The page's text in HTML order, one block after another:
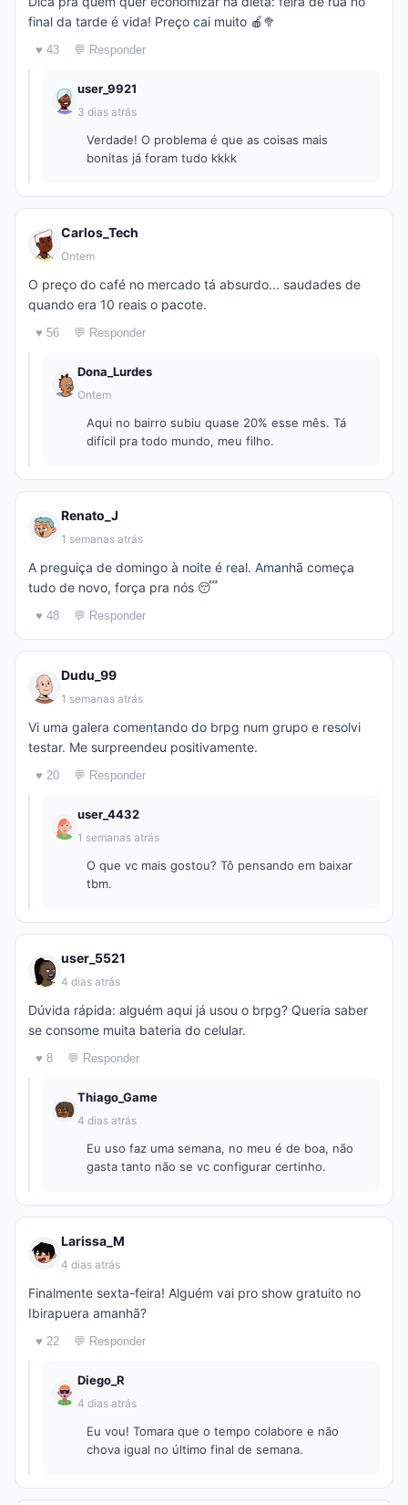
final da tarde é vida! Preço cai muito 🍎🥦
♥ 43 💬 Responder
user_9921
3 dias atrás
Verdade! O problema é que as coisas mais
bonitas já foram tudo kkkk
Carlos_Tech
Ontem
O preço do café no mercado tá absurdo... saudades de
quando era 10 reais o pacote.
♥ 56 💬 Responder
Dona_Lurdes
Ontem
Aqui no bairro subiu quase 20% esse mês. Tá
difícil pra todo mundo, meu filho.
Renato_J
1 semanas atrás
A preguiça de domingo à noite é real. Amanhã começa
tudo de novo, força pra nós 😴
♥ 48 💬 Responder
Dudu_99
1 semanas atrás
Vi uma galera comentando do brpg num grupo e resolvi
testar. Me surpreendeu positivamente.
♥ 20 💬 Responder
user_4432
1 semanas atrás
O que vc mais gostou? Tô pensando em baixar
tbm.
user_5521
4 dias atrás
Dúvida rápida: alguém aqui já usou o brpg? Queria saber
se consome muita bateria do celular.
♥ 8 💬 Responder
Thiago_Game
4 dias atrás
Eu uso faz uma semana, no meu é de boa, não
gasta tanto não se vc configurar certinho.
Larissa_M
4 dias atrás
Finalmente sexta-feira! Alguém vai pro show gratuito no
Ibirapuera amanhã?
♥ 22 💬 Responder
Diego_R
4 dias atrás
Eu vou! Tomara que o tempo colabore e não
chova igual no último final de semana.